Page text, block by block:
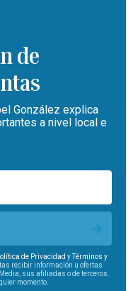
de
González explica
a nivel local e
de Privacidad yTérminos y
recibir información u ofertas
sus afiliadas o de terceros.
momento.